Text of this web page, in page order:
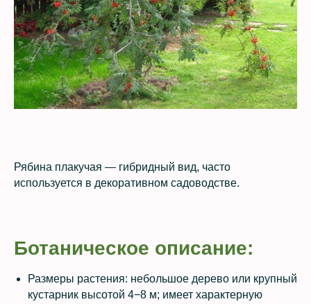
Рябина плакучая — гибридный вид, часто
используется в декоративном садоводстве.
Ботаническое описание:
Размеры растения: небольшое дерево или крупный
кустарник высотой 4−8 м; имеет характерную